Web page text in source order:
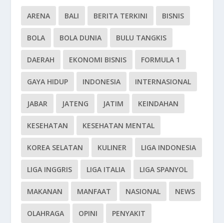
ARENA BALI BERITA TERKINI BISNIS
BOLA BOLA DUNIA BULU TANGKIS
DAERAH EKONOMI BISNIS FORMULA 1
GAYA HIDUP INDONESIA INTERNASIONAL
JABAR JATENG JATIM KEINDAHAN
KESEHATAN KESEHATAN MENTAL
KOREA SELATAN KULINER LIGA INDONESIA
LIGA INGGRIS LIGA ITALIA LIGA SPANYOL
MAKANAN MANFAAT NASIONAL NEWS
OLAHRAGA OPINI PENYAKIT